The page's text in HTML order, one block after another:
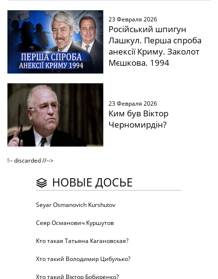
23 Февраля 2026
Російський шпигун
Лашкул. Перша спроба
анексії Криму. Заколот
Мєшкова. 1994
23 Февраля 2026
Ким був Віктор
Черномирдін?
!-- discarded //-->
НОВЫЕ ДОСЬЕ
Seyar Osmanovich Kurshutov
Сеяр Османович Куршутов
Кто такая Татьяна Кагановская?
Хто такий Володимир Цибулько?
Хто такий Віктор Бобиренко?